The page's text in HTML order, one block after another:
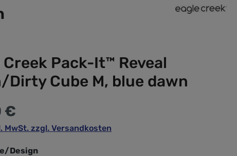
Creek Pack-It™ Reveal
Dirty Cube M, blue dawn
€
MwSt. zzgl. Versandkosten
Designauswählen